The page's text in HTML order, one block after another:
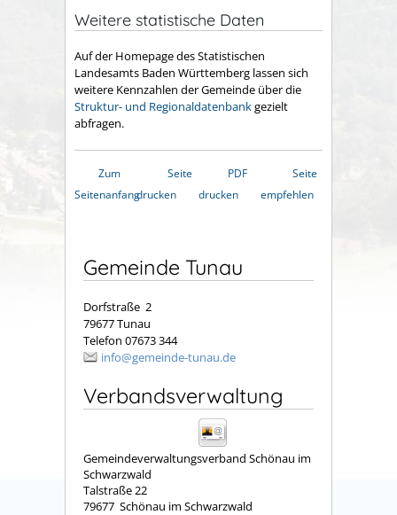
Weitere statistische Daten
Auf der Homepage des Statistischen
Landesamts Baden Württemberg lassen sich
weitere Kennzahlen der Gemeinde über die
Struktur- und Regionaldatenbankgezielt
abfragen.
Zum
Seitenanfang
Seite
drucken
PDF
drucken
Seite
empfehlen
Gemeinde Tunau
Dorfstraße 2
79677 Tunau
Telefon 07673 344
info@gemeinde-tunau.de
Verbandsverwaltung
Gemeindeverwaltungsverband Schönau im
Schwarzwald
Talstraße 22
79677 Schönau im Schwarzwald